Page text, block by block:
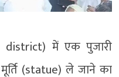
district) में एक पुजारी
(statue) ले जाने का